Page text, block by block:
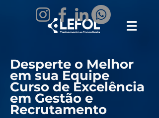
Desperte o Melhor
em sua Equipe
Curso de Excelência
em Gestão e
Recrutamento